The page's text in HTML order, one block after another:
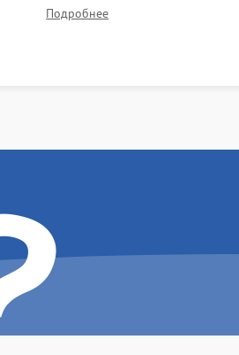
изношенного аккумулятора,
Подробнее